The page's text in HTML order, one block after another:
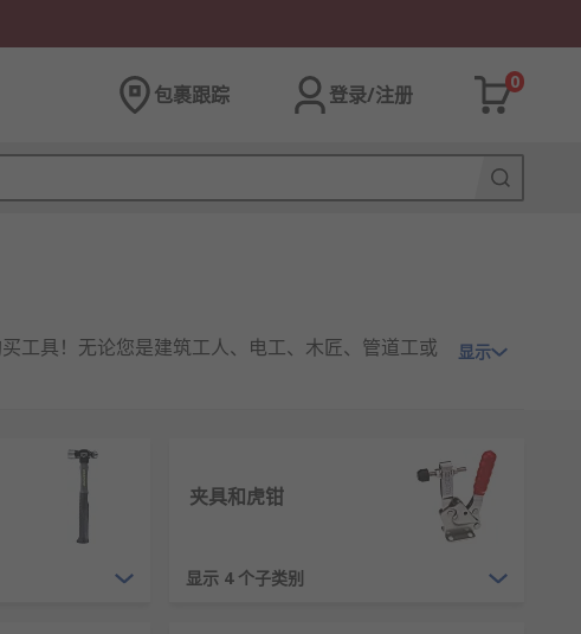
包裹跟踪 登录/注册
0
工具！无论您是建筑工人、电工、木匠、管道工或
包括木材加工、 灰泥涂抹、 电工和管道工程工
显示
夹具和虎钳
显示 4 个子类别